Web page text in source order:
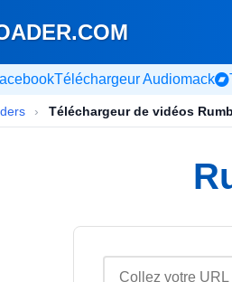
.COM
Téléchargeur Audiomack
› Téléchargeur de vidéos